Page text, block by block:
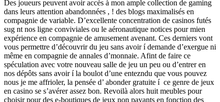
Des joueurs peuvent avoir accès à mon ample collection de gaming
dans leurs attention abandonnées , ! des blogs maximalisés en
compagnie de variable. D’excellente concentration de casinos futés
sug nt nos ligne conviviales ou le aéronautique notices pour mien
expérience en compagnie de amusement avenant. Ces derniers vont
vous permettre d’découvrir du jeu sans avoir í demande d’exergue ni
même en compagnie de annales d’monnaie. Afint de faire ce
spéculation avec votre nouveau salle de jeu un peu ou d’entrer en
nos dépôts sans avoir í la boulot d’une entezndu que vous pouvez
nous je me affrioler, la pensée d’ abonder gratuite í ce genre de jeux
en casino se s’avérer assez bon. Revoilà alors huit meubles pour
choisir pour des e-boutiques de jeux non payants en fonction des